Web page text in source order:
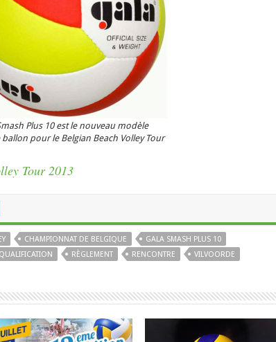
Plus 10 est le nouveau modèle
pour le Belgian Beach Volley Tour
Tour 2013
CHAMPIONNAT DE BELGIQUE
GALA SMASH PLUS 10
RÈGLEMENT RENCONTRE VILVOORDE